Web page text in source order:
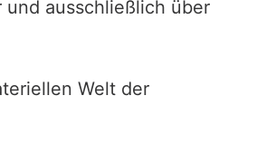
ausschließlich über
Welt der